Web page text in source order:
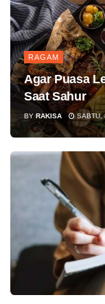
RAGAM
Agar Puasa
Saat Sahur
BY RAKISA SABTU,